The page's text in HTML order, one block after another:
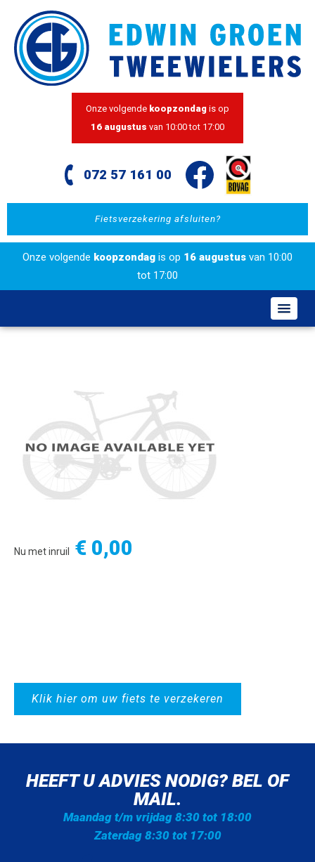
Onze volgende koopzondag is op
16 augustus van 10:00 tot 17:00
Fietsverzekering afsluiten?
072 57 161 00
Onze volgende koopzondag is op 16 augustus van 10:00
tot 17:00
Nu met inruil € 0,00
Klik hier om uw fiets te verzekeren
HEEFT U ADVIES NODIG? BEL OF
MAIL.
Maandag t/m vrijdag 8:30 tot 18:00
Zaterdag 8:30 tot 17:00